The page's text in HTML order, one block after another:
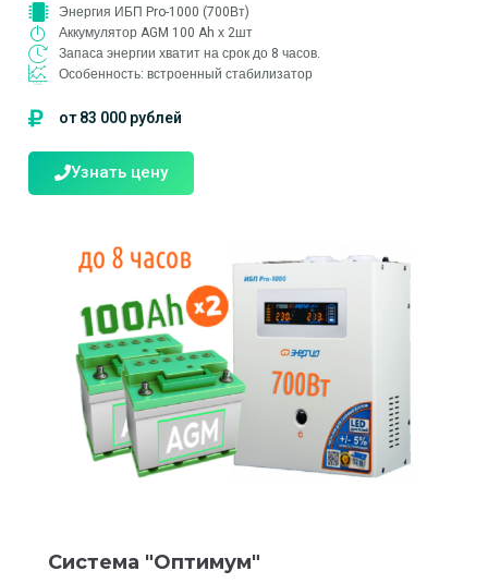
Энергия ИБП Pro-1000 (700Вт)
Аккумулятор AGM 100 Ah х 2шт
Запаса энергии хватит на срок до 8 часов.
Особенность: встроенный стабилизатор
от 83 000 рублей
Узнать цену
Система "Оптимум"